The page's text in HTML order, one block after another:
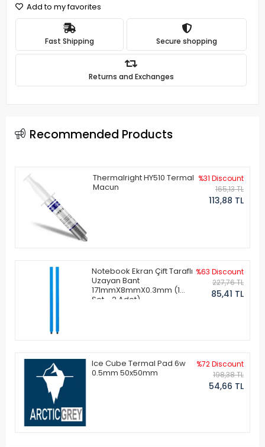
Add to my favorites
Fast Shipping Secure shopping
Returns and Exchanges
Recommended Products
Thermalright HY510 Termal
Macun
%31 Discount
165,13 TL
113,88 TL
Notebook Ekran Çift Taraflı
Uzayan Bant
171mmX8mmX0.3mm (1
Set - 2 Adet)
%63 Discount
227,76 TL
85,41 TL
Ice Cube Termal Pad 6w
0.5mm 50x50mm
%72 Discount
198,38 TL
54,66 TL